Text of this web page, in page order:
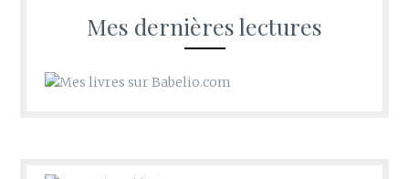
Mes dernières lectures